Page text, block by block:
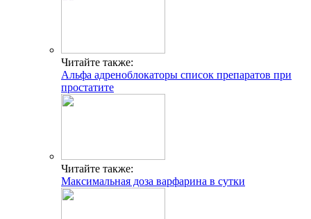
Читайте также:
Альфа адреноблокаторы список препаратов при
простатите
Читайте также:
Максимальная доза варфарина в сутки